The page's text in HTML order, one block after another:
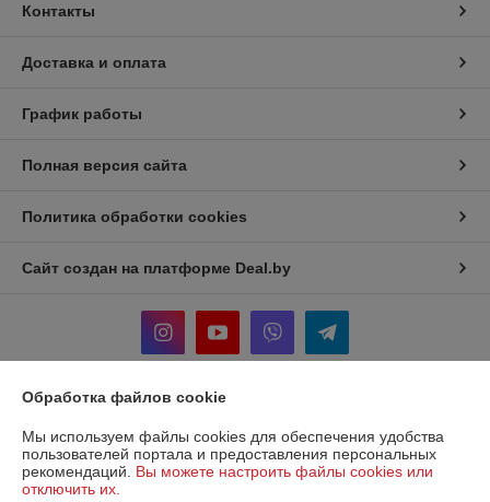
Контакты
Доставка и оплата
График работы
Полная версия сайта
Политика обработки cookies
Сайт создан на платформе Deal.by
Юридическое лицо: Общество с ограниченной ответственностью
"МебДвор"
210034 Республика Беларусь г. Витебск, ул. 3-я Чепинская, дом 40А
Обработка файлов cookie
Мы используем файлы cookies для обеспечения удобства
пользователей портала и предоставления персональных
рекомендаций. Вы можете настроить файлы cookies или
отключить их.